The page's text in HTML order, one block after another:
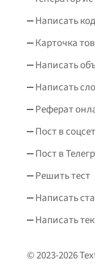
Написать код
Карточка
Написать
Написать
Реферат
Пост в
Пост в
Решить тест
Написать
Написать
© 2023-2026